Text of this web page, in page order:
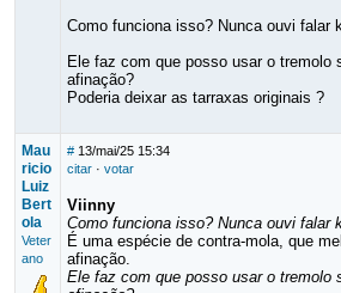
Como funciona isso? Nunca ouvi falar
Ele faz com que posso usar o tremolo
afinação?
Poderia deixar as tarraxas originais ?
Mau
ricio
Luiz
Bert
ola
Veter
ano
# 13/mai/25 15:34
citar· votar
Viinny
Como funciona isso? Nunca ouvi falar
É uma espécie de contra-mola, que
afinação.
Ele faz com que posso usar o tremolo